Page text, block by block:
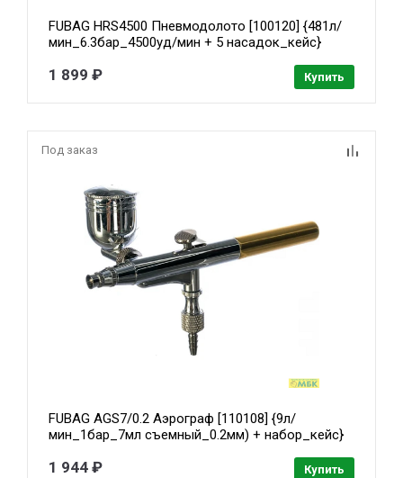
FUBAG HRS4500 Пневмодолото [100120] {481л/
мин_6.3бар_4500уд/мин + 5 насадок_кейс}
1 899 ₽ Купить
Под заказ
FUBAG AGS7/0.2 Аэрограф [110108] {9л/
мин_1бар_7мл съемный_0.2мм) + набор_кейс}
1 944 ₽ Купить